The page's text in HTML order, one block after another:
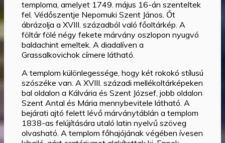
temploma, amelyet 1749. május 16-án szenteltek
fel. Védőszentje Nepomuki Szent János. Őt
ábrázolja a XVIII. századból való főoltárkép. A
föltár fölé négy fekete márvány oszlopon nyugvó
baldachint emeltek. A diadalíven a
Grassalkovichok címere látható.
A templom különlegessége, hogy két rokokó stílusú
szószéke van. A XVIII. századi mellékoltárképeken
bal oldalon a Kálvária és Szent József, jobb oldalon
Szent Antal és Mária mennybevitele látható. A
bejárati ajtó felett lévő márványtáblán a templom
1838-as felújítására utaló latin nyelvű szöveg
olvasható. A templom főhajójának végében ívesen